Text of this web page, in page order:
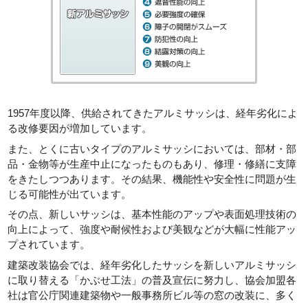
1957年度以降、供給されてきたアルミサッシは、経年劣化によ
る改修要因が増加しています。
また、とくに古いタイプのアルミサッシにおいては、部材・部
品・金物等が生産中止になったものもあり、修理・修繕に支障
をきたしつつあります。その結果、機能性や安全性に問題が生
じる可能性が出ています。
その点、新しいサッシは、基本性能のアップや表面処理技術の
向上によって、強度や耐候性および美観などが大幅に性能アッ
プされています。
建築改装協会では、経年劣化したサッシを新しいアルミサッシ
に取り替える「かぶせ工法」の普及宣伝に努力し、協会加盟各
社は官公庁関連建築物や一般事務所ビル等の窓の改装に、多く